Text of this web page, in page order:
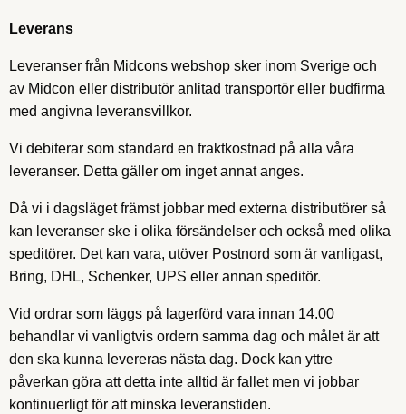
Leverans
Leveranser från Midcons webshop sker inom Sverige och
av Midcon eller distributör anlitad transportör eller budfirma
med angivna leveransvillkor.
Vi debiterar som standard en fraktkostnad på alla våra
leveranser. Detta gäller om inget annat anges.
Då vi i dagsläget främst jobbar med externa distributörer så
kan leveranser ske i olika försändelser och också med olika
speditörer. Det kan vara, utöver Postnord som är vanligast,
Bring, DHL, Schenker, UPS eller annan speditör.
Vid ordrar som läggs på lagerförd vara innan 14.00
behandlar vi vanligtvis ordern samma dag och målet är att
den ska kunna levereras nästa dag. Dock kan yttre
påverkan göra att detta inte alltid är fallet men vi jobbar
kontinuerligt för att minska leveranstiden.